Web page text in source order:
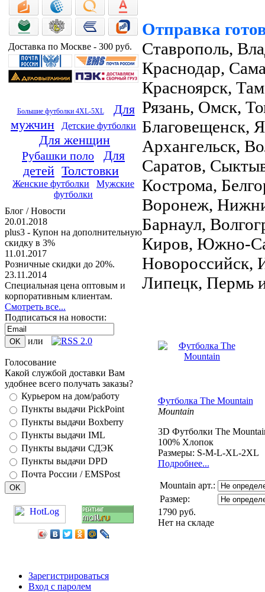
Доставка по Москве - 300 руб.
Большие футболки 4XL-5XL
Для
мужчин
Детские футболки
Для женщин
Рубашки поло
Для
детей Толстовки
Женские футболки
Мужские
футболки
Блог / Новости
20.01.2018
plus3 - Купон на дополнительную
скидку в 3%
11.01.2017
Розничные скидки до 20%.
23.11.2014
Специальная цена оптовым и
корпоративным клиентам.
Смотреть все...
Подписаться на новости:
или
Голосование
Какой службой доставки Вам
удобнее всего получать заказы?
Курьером на дом/работу
Пункты выдачи PickPoint
Пункты выдачи Boxberry
Пункты выдачи IML
Пункты выдачи СДЭК
Пункты выдачи DPD
Почта России / EMSPost
Отправка
Ставрополь,
Краснодар,
Красноярск,
Рязань, Омск,
Благовещенск,
Архангельск,
Саратов,
Кострома,
Воронеж,
Барнаул,
Киров, Южно-
Новороссийск,
Липецк, Пермь
Футболка The Mountain
Mountain
3D Футболки The
100% Хлопок
Размеры: S-M-L-XL-2XL
Подробнее...
Mountain арт.:
Размер:
1790 руб.
Нет на складе
Зарегистрироваться
Вход с паролем